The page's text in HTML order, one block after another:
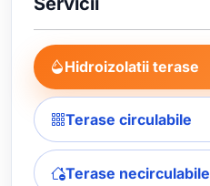
Hidroizolatii terase
Terase circulabile
Terase necirculabile